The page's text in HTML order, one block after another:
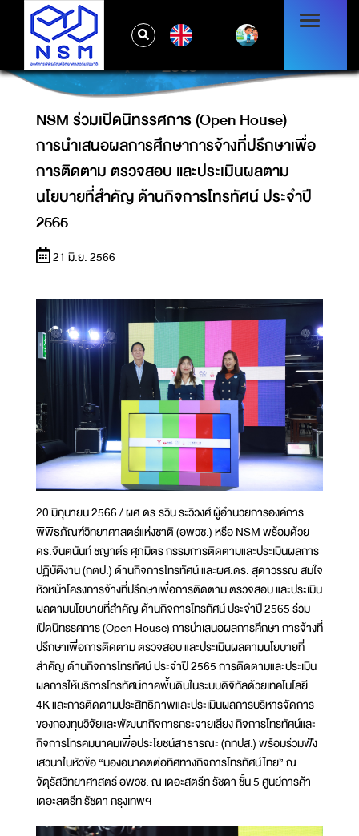
การนำเสนอผลการศึกษาการจ้างที่ปรึกษาเพื่อ
การติดตาม ตรวจสอบ และประเมินผลตาม
นโยบายที่สำคัญ ด้านกิจการโทรทัศน์ ประจำปี
2565
NSM ร่วมเปิดนิทรรศการ (Open House)
การนำเสนอผลการศึกษาการจ้างที่ปรึกษาเพื่อ
การติดตาม ตรวจสอบ และประเมินผลตาม
นโยบายที่สำคัญ ด้านกิจการโทรทัศน์ ประจำปี
2565
21 มิ.ย. 2566
20 มิถุนายน 2566 / ผศ.ดร.รวิน ระวิวงศ์ ผู้อำนวยการองค์การ
พิพิธภัณฑ์วิทยาศาสตร์แห่งชาติ (อพวช.) หรือ NSM พร้อมด้วย
ดร.จินตนันท์ ชญาต์ร ศุภมิตร กรรมการติดตามและประเมินผลการ
ปฏิบัติงาน (กตป.) ด้านกิจการโทรทัศน์ และผศ.ดร. สุดาวรรณ สมใจ
หัวหน้าโครงการจ้างที่ปรึกษาเพื่อการติดตาม ตรวจสอบ และประเมิน
ผลตามนโยบายที่สำคัญ ด้านกิจการโทรทัศน์ ประจำปี 2565 ร่วม
เปิดนิทรรศการ (Open House) การนำเสนอผลการศึกษา การจ้างที่
ปรึกษาเพื่อการติดตาม ตรวจสอบ และประเมินผลตามนโยบายที่
สำคัญ ด้านกิจการโทรทัศน์ ประจำปี 2565 การติดตามและประเมิน
ผลการให้บริการโทรทัศน์ภาคพื้นดินในระบบดิจิทัลด้วยเทคโนโลยี
4K และการติดตามประสิทธิภาพและประเมินผลการบริหารจัดการ
ของกองทุนวิจัยและพัฒนากิจการกระจายเสียง กิจการโทรทัศน์และ
กิจการโทรคมนาคมเพื่อประโยชน์สาธารณะ (กทปส.) พร้อมร่วมฟัง
เสวนาในหัวข้อ “มองอนาคตต่อทิศทางกิจการโทรทัศน์ไทย” ณ
จัตุรัสวิทยาศาสตร์ อพวช. ณ เดอะสตรีท รัชดา ชั้น 5 ศูนย์การค้า
เดอะสตรีท รัชดา กรุงเทพฯ